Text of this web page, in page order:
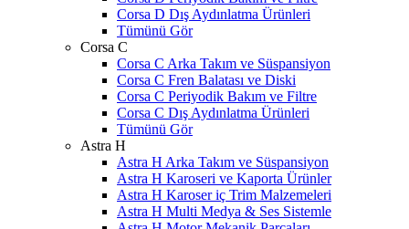
Corsa D Dış Aydınlatma Ürünleri
Tümünü Gör
Corsa C
Corsa C Arka Takım ve Süspansiyon
Corsa C Fren Balatası ve Diski
Corsa C Periyodik Bakım ve Filtre
Corsa C Dış Aydınlatma Ürünleri
Tümünü Gör
Astra H
Astra H Arka Takım ve Süspansiyon
Astra H Karoseri ve Kaporta Ürünler
Astra H Karoser iç Trim Malzemeleri
Astra H Multi Medya & Ses Sistemle